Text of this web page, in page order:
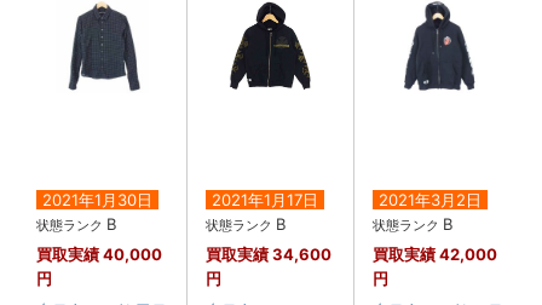
2021年1月30日
状態ランク B
買取実績40,000
円
2021年1月17日
状態ランク B
買取実績34,600
円
2021年3月2日
状態ランク B
買取実績42,000
円